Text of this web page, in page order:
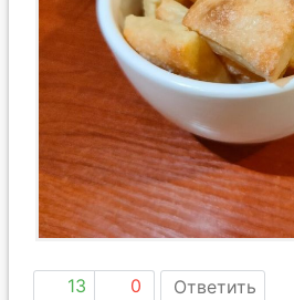
13 0 Ответить